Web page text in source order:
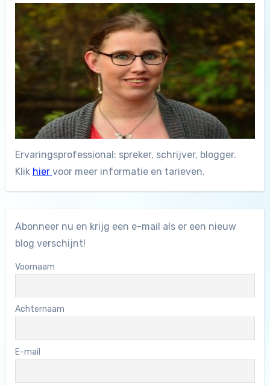
Ervaringsprofessional: spreker, schrijver, blogger.
Klik hier voor meer informatie en tarieven.
Abonneer nu en krijg een e-mail als er een nieuw
blog verschijnt!
Voornaam
Achternaam
E-mail